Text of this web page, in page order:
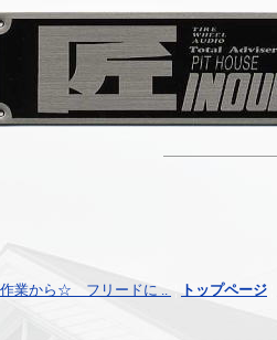
業から☆ フリードに .. トップページ